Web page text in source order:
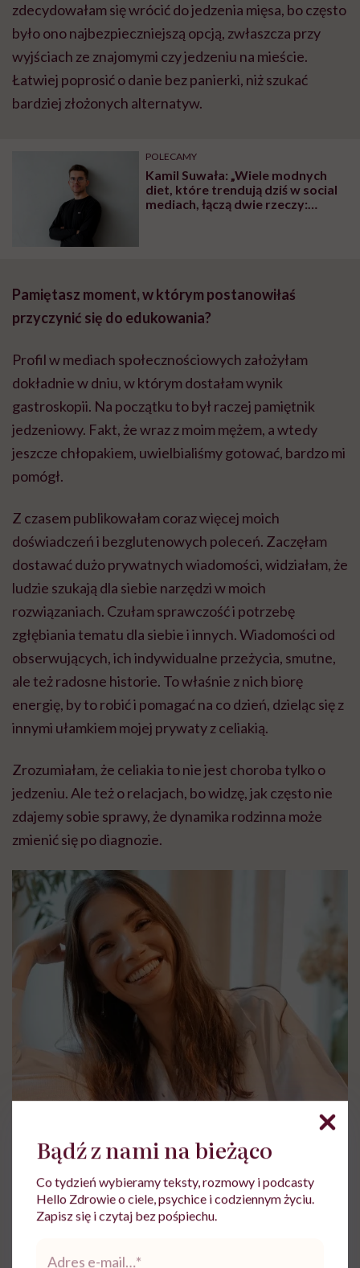
zdecydowałam się wrócić do jedzenia mięsa, bo często
było ono najbezpieczniejszą opcją, zwłaszcza przy
wyjściach ze znajomymi czy jedzeniu na mieście.
Łatwiej poprosić o danie bez panierki, niż szukać
bardziej złożonych alternatyw.
POLECAMY
Kamil Suwała: „Wiele modnych
diet, które trendują dziś w social
mediach, łączą dwie rzeczy:
Pamiętasz moment, w którym postanowiłaś
przyczynić się do edukowania?
Profil w mediach społecznościowych założyłam
dokładnie w dniu, w którym dostałam wynik
gastroskopii. Na początku to był raczej pamiętnik
jedzeniowy. Fakt, że wraz z moim mężem, a wtedy
jeszcze chłopakiem, uwielbialiśmy gotować, bardzo mi
pomógł.
Z czasem publikowałam coraz więcej moich
doświadczeń i bezglutenowych poleceń. Zaczęłam
dostawać dużo prywatnych wiadomości, widziałam, że
ludzie szukają dla siebie narzędzi w moich
rozwiązaniach. Czułam sprawczość i potrzebę
zgłębiania tematu dla siebie i innych. Wiadomości od
obserwujących, ich indywidualne przeżycia, smutne,
ale też radosne historie. To właśnie z nich biorę
energię, by to robić i pomagać na co dzień, dzieląc się z
innymi ułamkiem mojej prywaty z celiakią.
Zrozumiałam, że celiakia to nie jest choroba tylko o
jedzeniu. Ale też o relacjach, bo widzę, jak często nie
zdajemy sobie sprawy, że dynamika rodzinna może
zmienić się po diagnozie.
Bądź z nami na bieżąco
Co tydzień wybieramy teksty, rozmowy i podcasty
Hello Zdrowie o ciele, psychice i codziennym życiu.
Zapisz się i czytaj bez pośpiechu.